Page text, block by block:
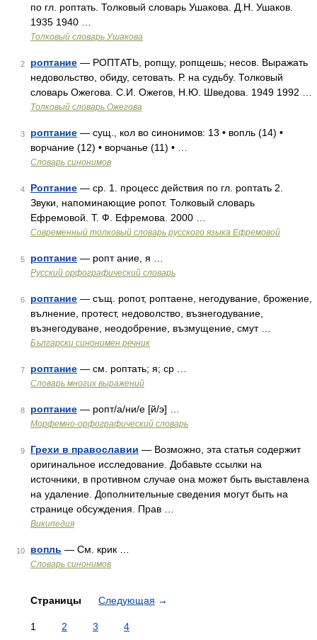
по гл. роптать. Толковый словарь Ушакова. Д.Н. Ушаков.
1935 1940 …
Толковый словарь Ушакова
2 роптание — РОПТАТЬ, ропщу, ропщешь; несов. Выражать
недовольство, обиду, сетовать. Р. на судьбу. Толковый
словарь Ожегова. С.И. Ожегов, Н.Ю. Шведова. 1949 1992 …
Толковый словарь Ожегова
3 роптание — сущ., кол во синонимов: 13 • вопль (14) •
ворчание (12) • ворчанье (11) • …
Словарь синонимов
4 Роптание — ср. 1. процесс действия по гл. роптать 2.
Звуки, напоминающие ропот. Толковый словарь
Ефремовой. Т. Ф. Ефремова. 2000 …
Современный толковый словарь русского языка Ефремовой
5 роптание — ропт ание, я …
Русский орфографический словарь
6 роптание — същ. ропот, роптаене, негодувание, брожение,
вълнение, протест, недоволство, възнегодувание,
възнегодуване, неодобрение, възмущение, смут …
Български синонимен речник
7 роптание — см. роптать; я; ср …
Словарь многих выражений
8 роптание — ропт/а/ни/е [й/э] …
Морфемно-орфографический словарь
9 Грехи в православии — Возможно, эта статья содержит
оригинальное исследование. Добавьте ссылки на
источники, в противном случае она может быть выставлена
на удаление. Дополнительные сведения могут быть на
странице обсуждения. Прав …
Википедия
10 вопль — См. крик …
Словарь синонимов
Страницы Следующая →
1 2 3 4